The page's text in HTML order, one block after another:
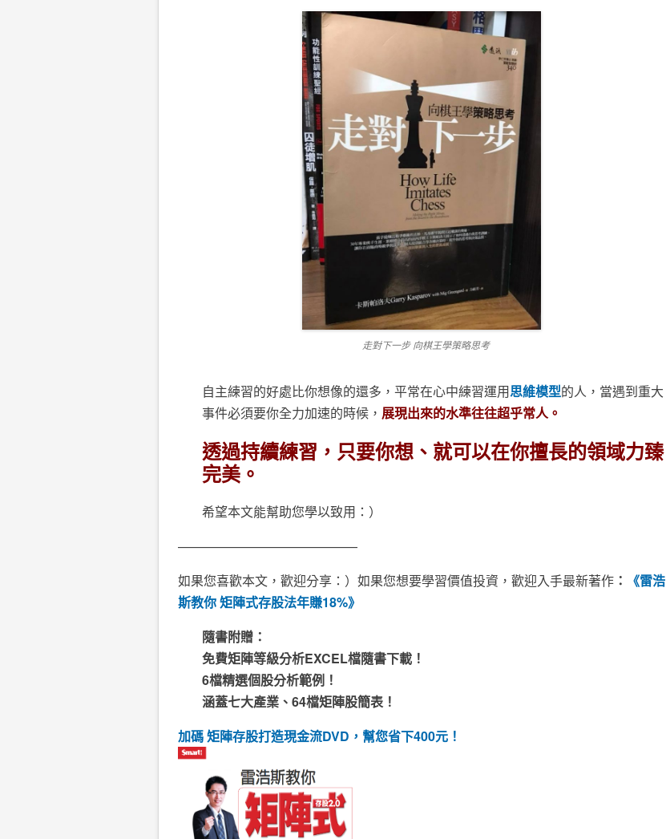
走對下一步 向棋王學策略思考
自主練習的好處比你想像的還多，平常在心中練習運用思維模型的人，當遇到重大
事件必須要你全力加速的時候， 展現出來的水準往往超乎常人。
透過持續練習，只要你想、就可以在你擅長的領域力臻
完美。
希望本文能幫助您學以致用：）
——————————————
如果您喜歡本文，歡迎分享：）如果您想要學習價值投資，歡迎入手最新著作 ：
《雷浩
斯教你 矩陣式存股法年賺18%》
隨書附贈：
免費矩陣等級分析EXCEL檔隨書下載！
6檔精選個股分析範例！
涵蓋七大產業、64檔矩陣股簡表！
加碼 矩陣存股打造現金流DVD，幫您省下400元！